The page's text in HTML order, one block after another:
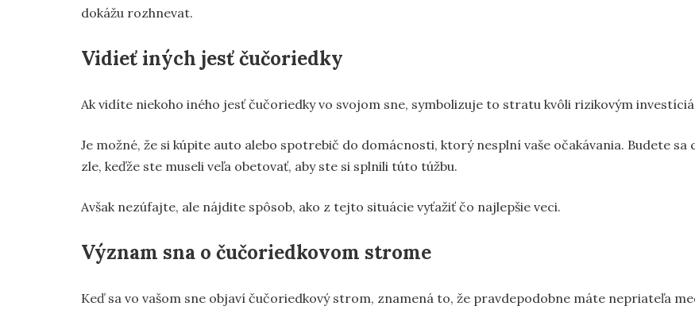
dokážu rozhnevat.
Vidieť iných jesť čučoriedky
Ak vidíte niekoho iného jesť čučoriedky vo svojom sne, symbolizuje to stratu kvôli rizikovým
Je možné, že si kúpite auto alebo spotrebič do domácnosti, ktorý nesplní vaše očakávania. Budete sa
zle, keďže ste museli veľa obetovať, aby ste si splnili túto túžbu.
Avšak nezúfajte, ale nájdite spôsob, ako z tejto situácie vyťažiť čo najlepšie veci.
Význam sna o čučoriedkovom strome
Keď sa vo vašom sne objaví čučoriedkový strom, znamená to, že pravdepodobne máte nepriateľa